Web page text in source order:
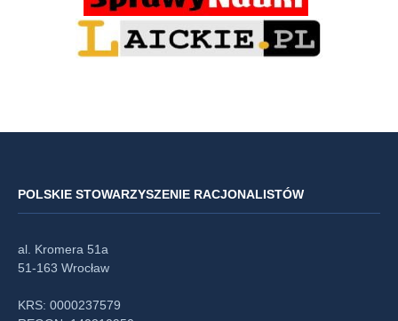
POLSKIE STOWARZYSZENIE RACJONALISTÓW
al. Kromera 51a
51-163 Wrocław
KRS: 0000237579